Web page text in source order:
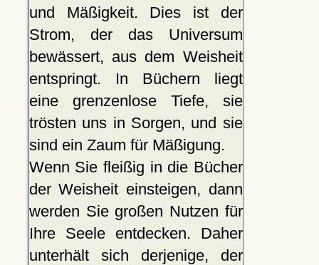
und Mäßigkeit. Dies ist der
Strom, der das Universum
bewässert, aus dem Weisheit
entspringt. In Büchern liegt
eine grenzenlose Tiefe, sie
trösten uns in Sorgen, und sie
sind ein Zaum für Mäßigung.
Wenn Sie fleißig in die Bücher
der Weisheit einsteigen, dann
werden Sie großen Nutzen für
Ihre Seele entdecken. Daher
unterhält sich derjenige, der